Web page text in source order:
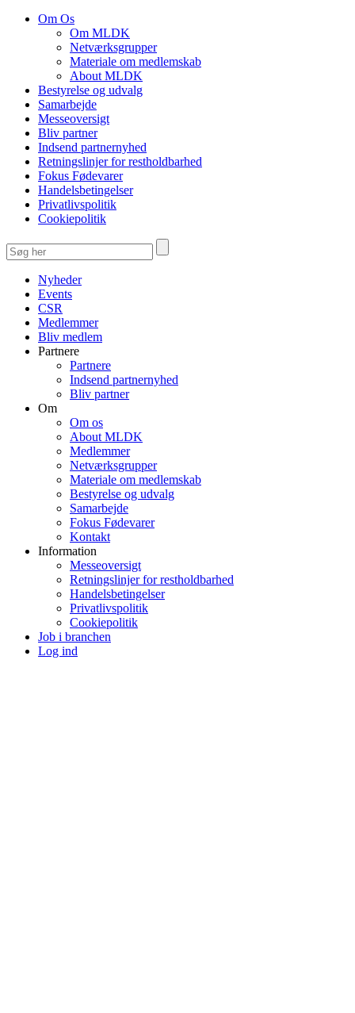
Om Os
Om MLDK
Netværksgrupper
Materiale om medlemskab
About MLDK
Bestyrelse og udvalg
Samarbejde
Messeoversigt
Bliv partner
Indsend partnernyhed
Retningslinjer for restholdbarhed
Fokus Fødevarer
Handelsbetingelser
Privatlivspolitik
Cookiepolitik
Nyheder
Events
CSR
Medlemmer
Bliv medlem
Partnere
Partnere
Indsend partnernyhed
Bliv partner
Om
Om os
About MLDK
Medlemmer
Netværksgrupper
Materiale om medlemskab
Bestyrelse og udvalg
Samarbejde
Fokus Fødevarer
Kontakt
Information
Messeoversigt
Retningslinjer for restholdbarhed
Handelsbetingelser
Privatlivspolitik
Cookiepolitik
Job i branchen
Log ind